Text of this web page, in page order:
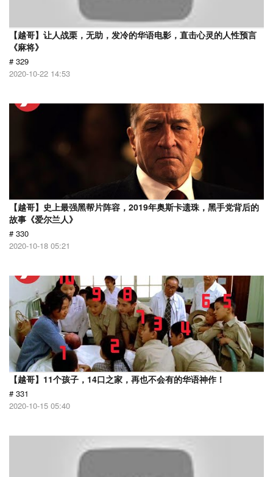
【越哥】让人战栗，无助，发冷的华语电影，直击心灵的人性预言
《麻将》
# 329
2020-10-22 14:53
【越哥】史上最强黑帮片阵容，2019年奥斯卡遗珠，黑手党背后的
故事《爱尔兰人》
# 330
2020-10-18 05:21
【越哥】11个孩子，14口之家，再也不会有的华语神作！
# 331
2020-10-15 05:40